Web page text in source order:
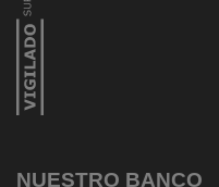
NUESTRO BANCO